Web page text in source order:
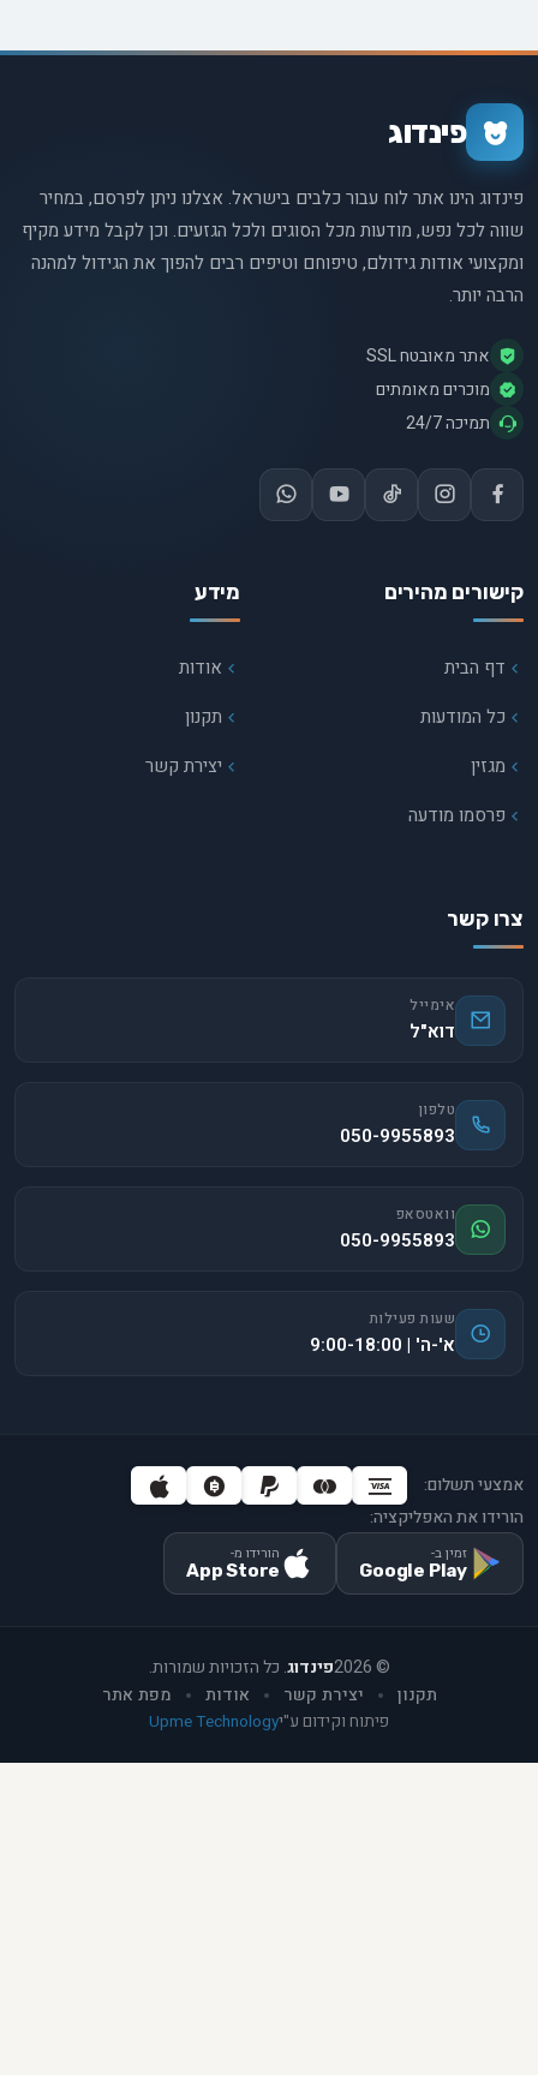
פינדוג
פינדוג הינו אתר לוח עבור כלבים בישראל. אצלנו ניתן לפרסם, במחיר
שווה לכל נפש, מודעות מכל הסוגים ולכל הגזעים. וכן לקבל מידע מקיף
ומקצועי אודות גידולם, טיפוחם וטיפים רבים להפוך את הגידול למהנה
הרבה יותר.
אתר מאובטח SSL
מוכרים מאומתים
תמיכה 24/7
קישורים מהירים
דף הבית
כל המודעות
מגזין
פרסמו מודעה
מידע
אודות
תקנון
יצירת קשר
צרו קשר
אימייל
דוא"ל
טלפון
050-9955893
וואטסאפ
050-9955893
שעות פעילות
א'-ה' | 9:00-18:00
אמצעי תשלום:
הורידו את האפליקציה:
זמין ב-
Google Play
הורידו מ-
App Store
©
2026פינדוג. כל הזכויות שמורות.
תקנון
יצירת קשר אודות מפת אתר
פיתוח וקידום ע"יUpme Technology